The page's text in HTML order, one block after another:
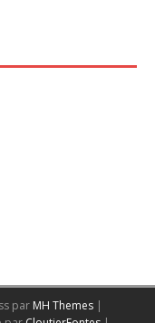
par MH Themes|